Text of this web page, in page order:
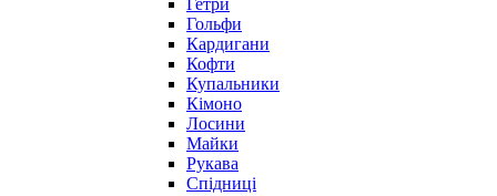
Гетри
Гольфи
Кардигани
Кофти
Купальники
Кімоно
Лосини
Майки
Рукава
Спідниці